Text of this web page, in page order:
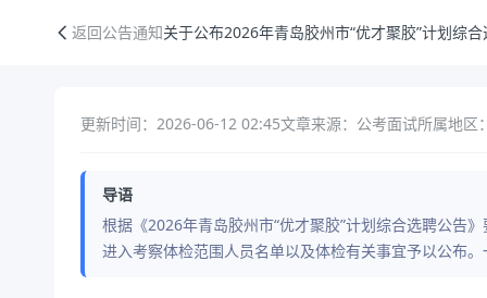
返回公告通知关于公布2026年青岛胶州市“优才聚胶”计划综
更新时间：2026-06-12 02:45文章来源：公考面试所属地区
导语
根据《2026年青岛胶州市“优才聚胶”计划综合选聘公告
进入考察体检范围人员名单以及体检有关事宜予以公布